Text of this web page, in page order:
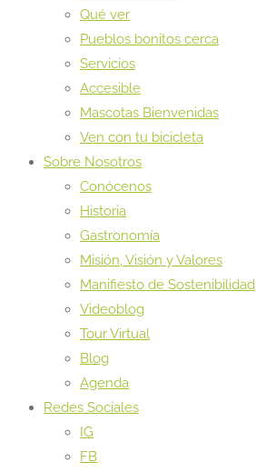
Qué ver
Pueblos bonitos cerca
Servicios
Accesible
Mascotas Bienvenidas
Ven con tu bicicleta
Sobre Nosotros
Conócenos
Historia
Gastronomía
Misión, Visión y Valores
Manifiesto de Sostenibilidad
Videoblog
Tour Virtual
Blog
Agenda
Redes Sociales
IG
FB